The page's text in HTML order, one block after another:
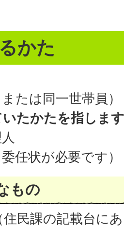
かた
たは同一世帯員
たかたを指しま
任状が必要です）
もの
住民課の記載台に